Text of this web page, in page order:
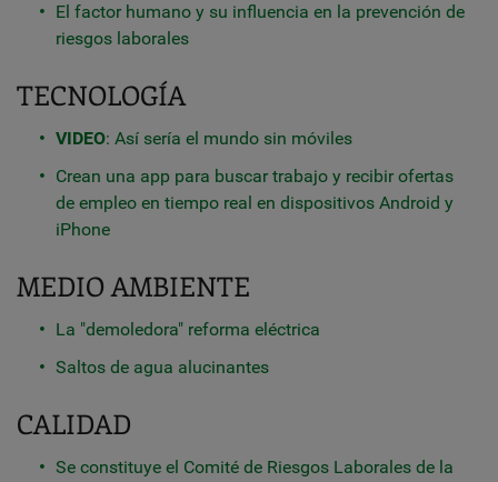
El factor humano y su influencia en la prevención de
riesgos laborales
TECNOLOGÍA
VIDEO: Así sería el mundo sin móviles
Crean una app para buscar trabajo y recibir ofertas
de empleo en tiempo real en dispositivos Android y
iPhone
MEDIO AMBIENTE
La "demoledora" reforma eléctrica
Saltos de agua alucinantes
CALIDAD
Se constituye el Comité de Riesgos Laborales de la